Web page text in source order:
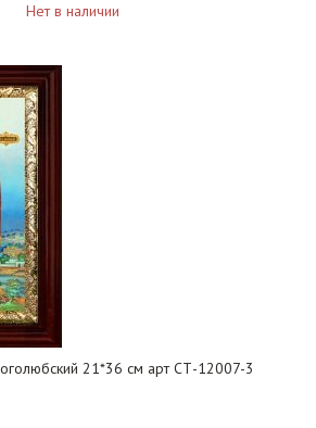
Нет в наличии
21*36 см арт СТ-12007-3